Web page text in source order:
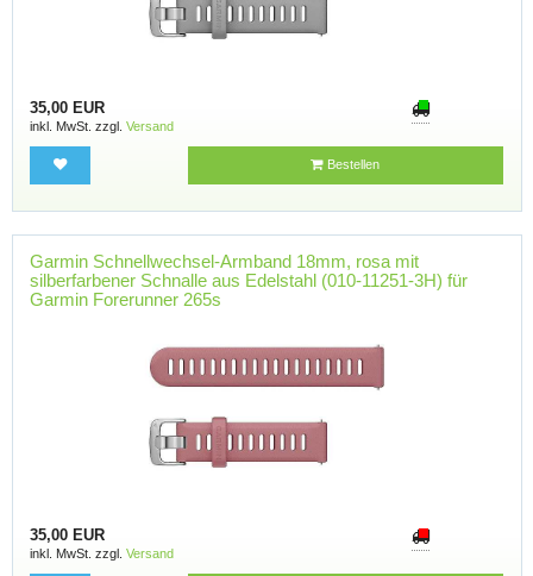
35,00 EUR
inkl. MwSt. zzgl. Versand
Bestellen
Garmin Schnellwechsel-Armband 18mm, rosa mit
silberfarbener Schnalle aus Edelstahl (010-11251-3H) für
Garmin Forerunner 265s
35,00 EUR
inkl. MwSt. zzgl. Versand